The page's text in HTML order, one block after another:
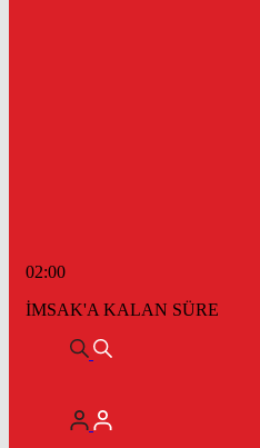
02:00
İMSAK'A KALAN SÜRE